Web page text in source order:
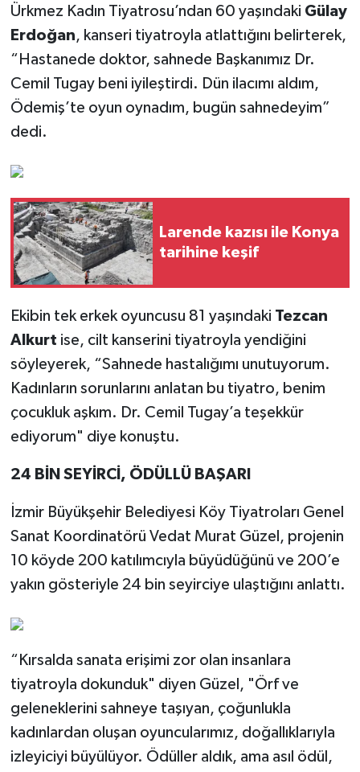
Ürkmez Kadın Tiyatrosu’ndan 60 yaşındaki Gülay
Erdoğan, kanseri tiyatroyla atlattığını belirterek,
“Hastanede doktor, sahnede Başkanımız Dr.
Cemil Tugay beni iyileştirdi. Dün ilacımı aldım,
Ödemiş’te oyun oynadım, bugün sahnedeyim”
dedi.
Larende kazısı ile Konya
tarihine keşif
Ekibin tek erkek oyuncusu 81 yaşındaki Tezcan
Alkurt ise, cilt kanserini tiyatroyla yendiğini
söyleyerek, “Sahnede hastalığımı unutuyorum.
Kadınların sorunlarını anlatan bu tiyatro, benim
çocukluk aşkım. Dr. Cemil Tugay’a teşekkür
ediyorum" diye konuştu.
24 BİN SEYİRCİ, ÖDÜLLÜ BAŞARI
İzmir Büyükşehir Belediyesi Köy Tiyatroları Genel
Sanat Koordinatörü Vedat Murat Güzel, projenin
10 köyde 200 katılımcıyla büyüdüğünü ve 200’e
yakın gösteriyle 24 bin seyirciye ulaştığını anlattı.
“Kırsalda sanata erişimi zor olan insanlara
tiyatroyla dokunduk" diyen Güzel, "Örf ve
geleneklerini sahneye taşıyan, çoğunlukla
kadınlardan oluşan oyuncularımız, doğallıklarıyla
izleyiciyi büyülüyor. Ödüller aldık, ama asıl ödül,